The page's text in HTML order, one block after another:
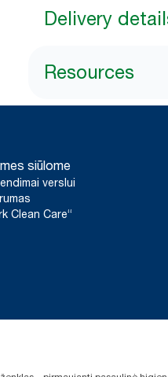
Delivery
Resources
siūlome
verslui
Clean Care“